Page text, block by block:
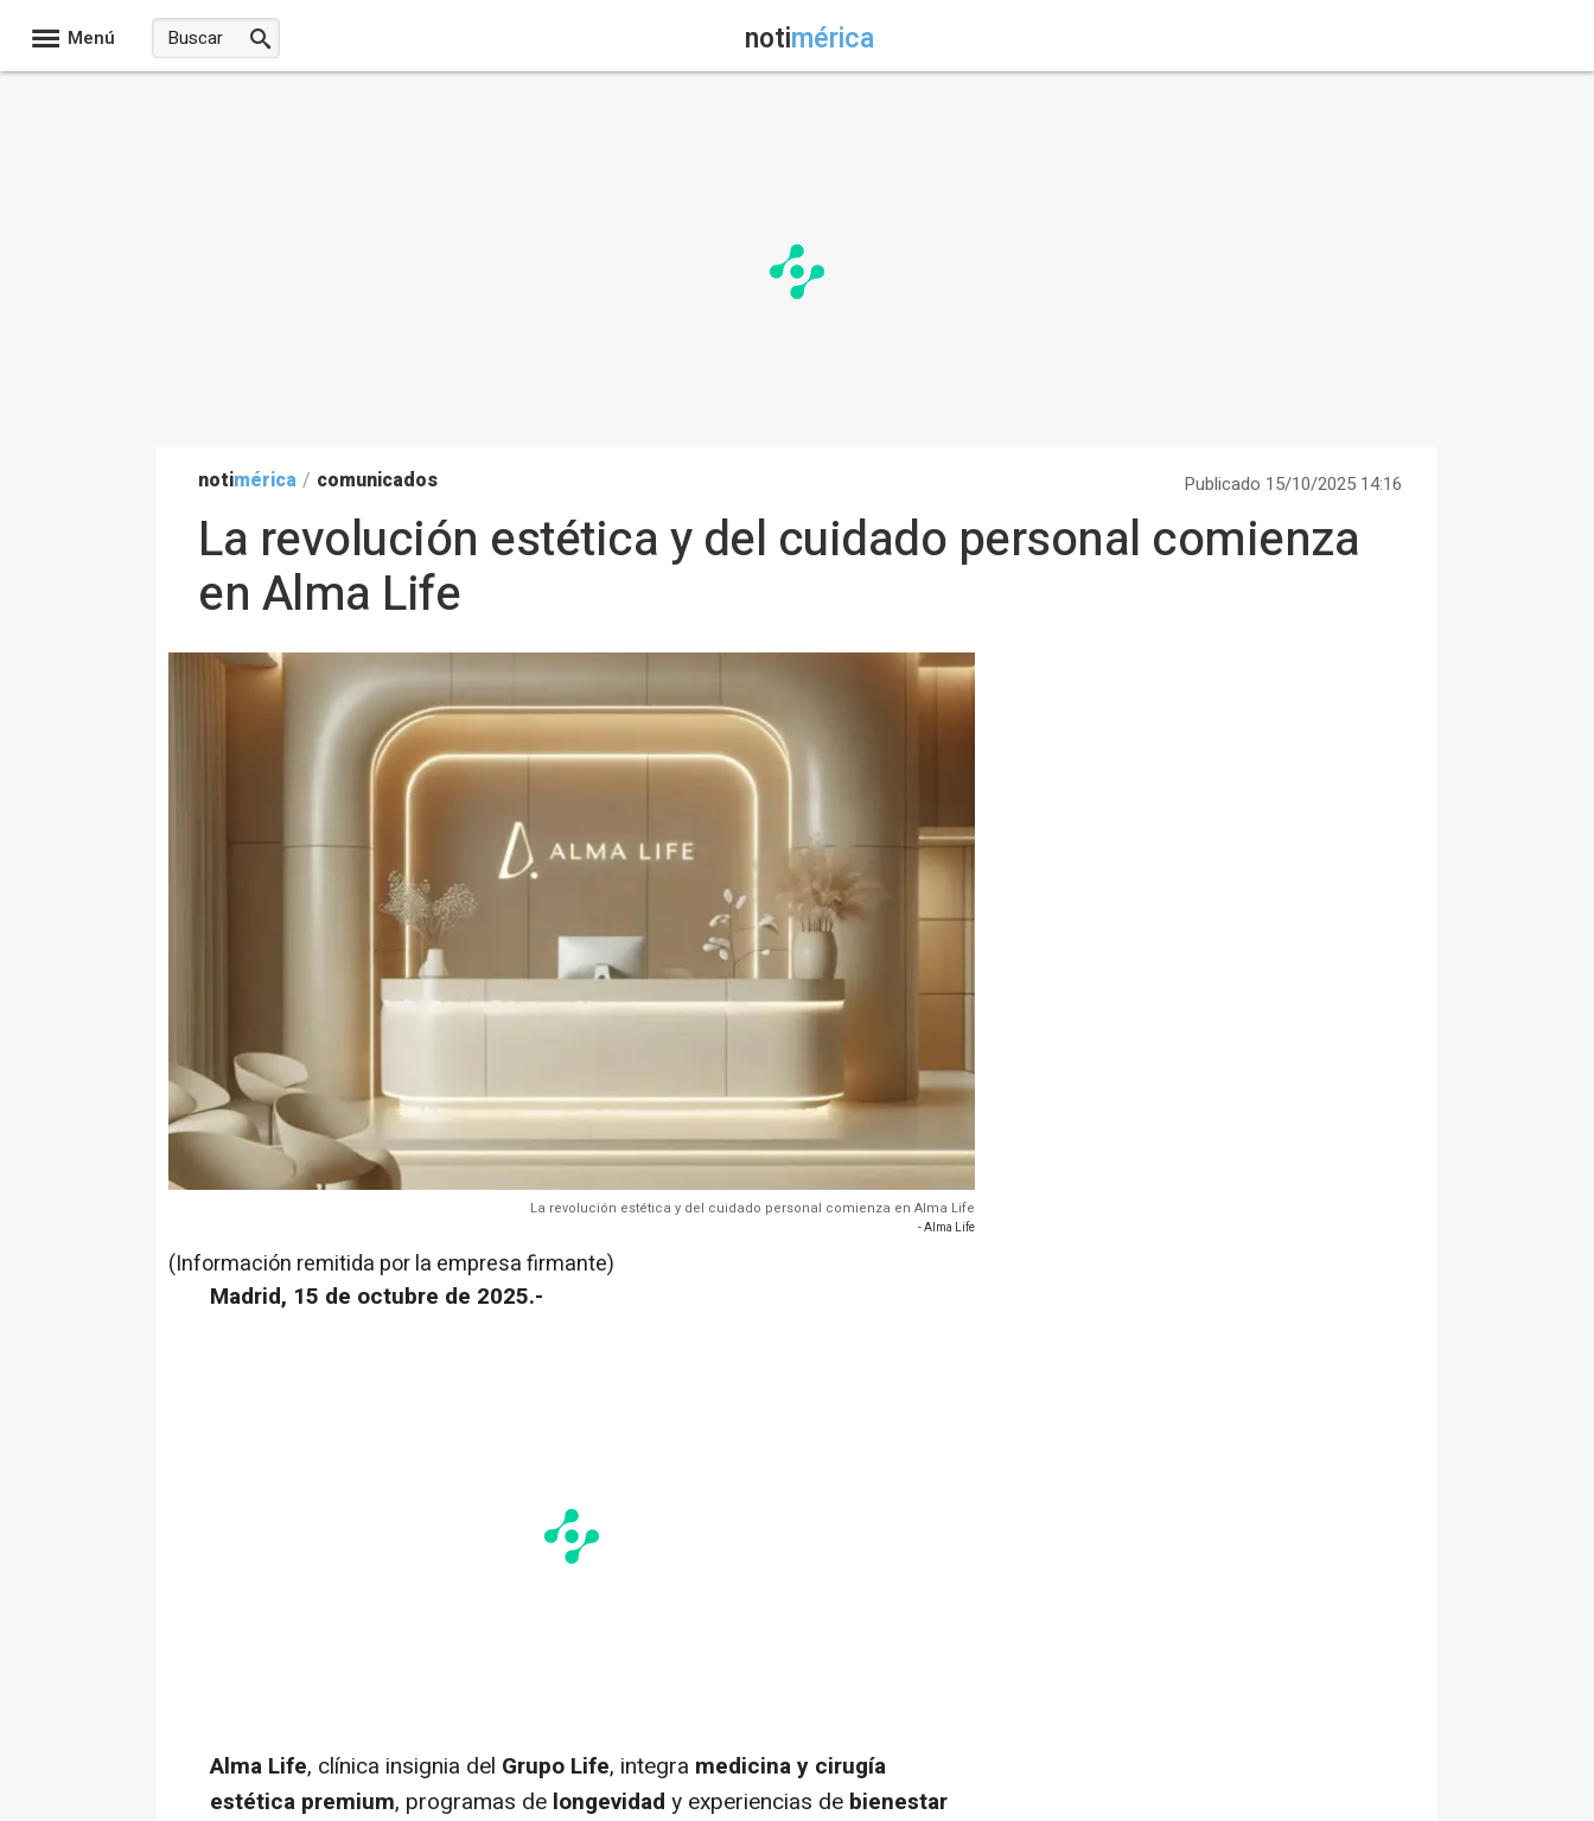
Menú notimérica
notimérica / comunicados Publicado 15/10/2025 14:16
La revolución estética y del cuidado personal comienza
en Alma Life
La revolución estética y del cuidado personal comienza en Alma Life
- Alma Life
(Información remitida por la empresa firmante)
Madrid, 15 de octubre de 2025.-
Alma Life, clínica insignia del Grupo Life, integra medicina y cirugía
estética premium, programas de longevidad y experiencias de bienestar